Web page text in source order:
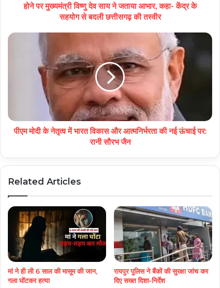
होने पर मुख्यमंत्री विष्णु देव साय ने जताया आभार, कहा- केंद्र के
सहयोग से बदली छत्तीसगढ़ की तस्वीर
पीएम मोदी के नेतृत्व में भारत विकास और आत्मनिर्भरता की नई ऊंचाई पर:
रानी सौरभ जैन
Related Articles
मां ने ही ली 6 साल की मासूम की जान,
गला घोंटकर हत्या
रायपुर पुलिस ने बैंकों की सुरक्षा जांच कर
दिए सख्त दिशा-निर्देश